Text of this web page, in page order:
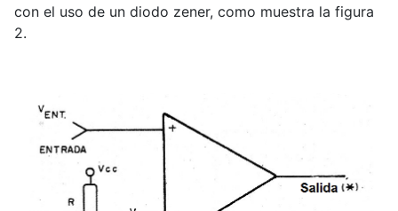
con el uso de un diodo zener, como muestra la figura
2.